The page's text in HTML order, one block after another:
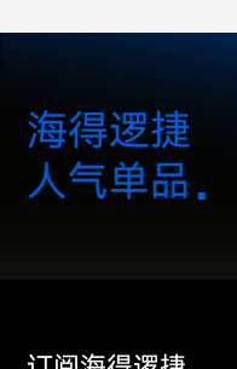
海得逻捷
人气单品